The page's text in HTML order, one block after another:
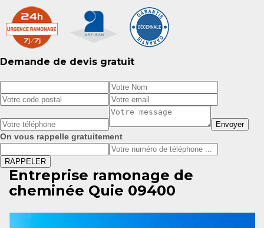
Demande de devis gratuit
On vous rappelle gratuitement
Entreprise ramonage de
cheminée Quie 09400